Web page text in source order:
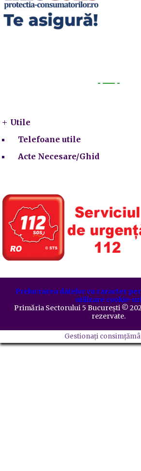
Utile
Telefoane utile
Acte Necesare/Ghid
Prelucrarea datelor cu caracter
utilizare cookie-
Primăria Sectorului 5 București ©️
rezervate.
Gestionați